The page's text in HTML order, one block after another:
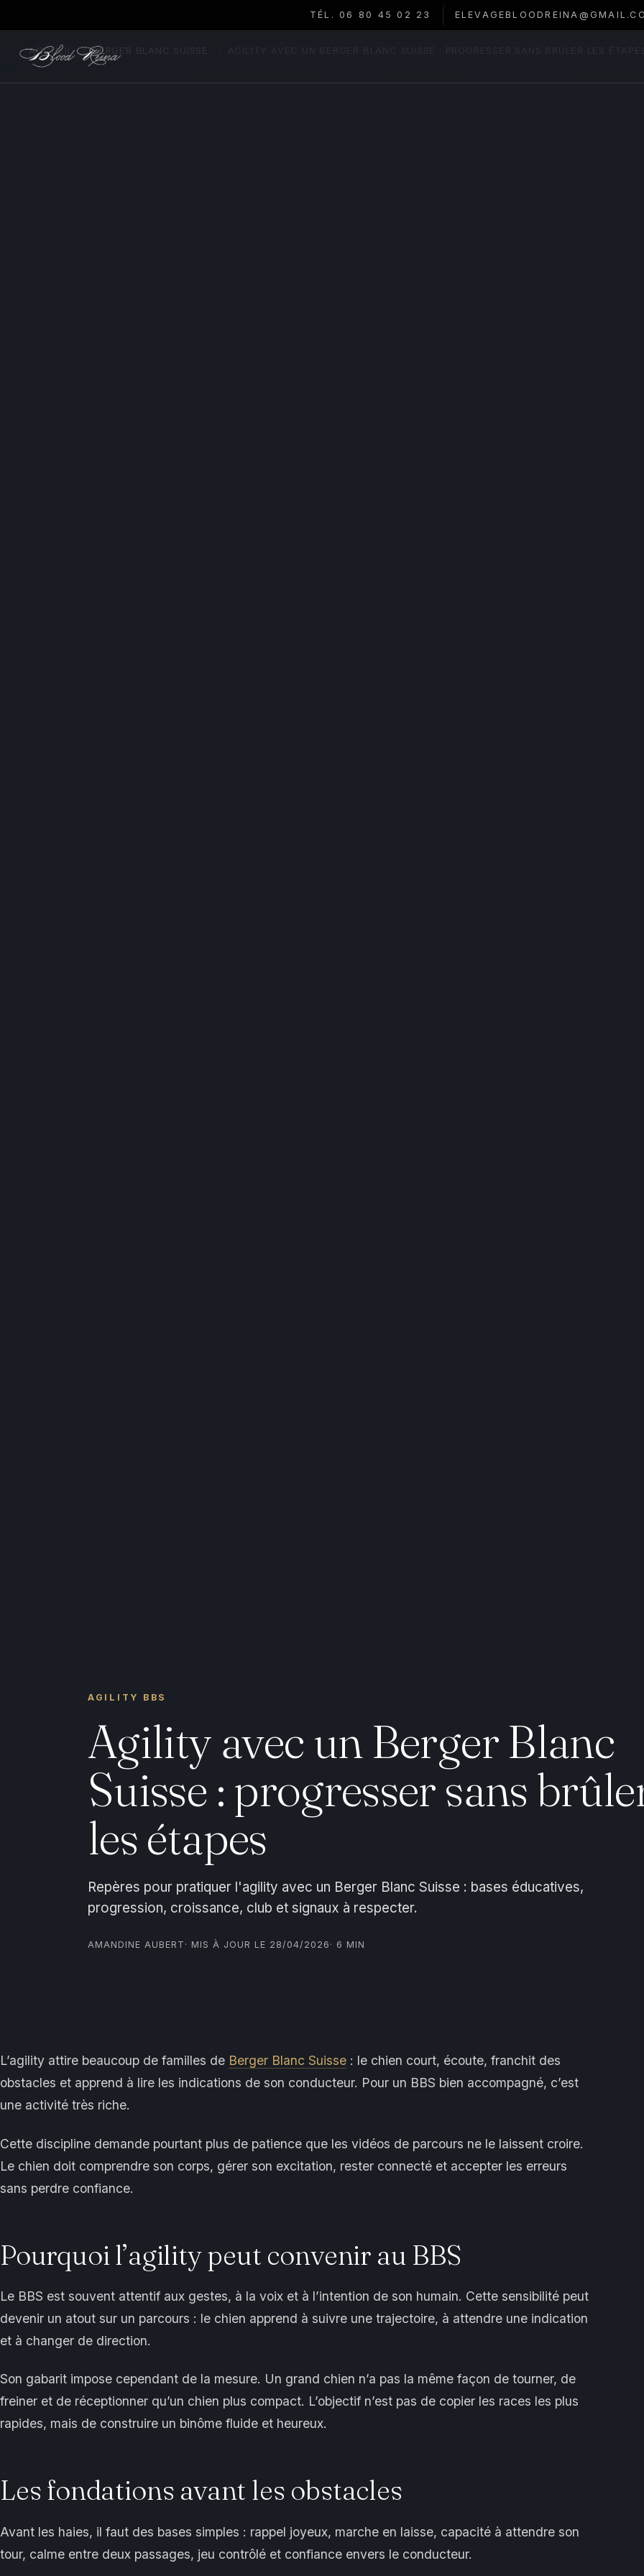
TÉL. 06 80 45 02 23
ACCUEIL › BERGER BLANC SUISSE
AGILITY BBS
Agility avec un Berger Blanc
Suisse : progresser sans
les étapes
Repères pour pratiquer l'agility avec un Berger Blanc Suisse : bases éducatives,
progression, croissance, club et signaux à respecter.
AMANDINE AUBERT · MIS À JOUR LE 28/04/2026 · 6 MIN
L’agility attire beaucoup de familles de Berger Blanc Suisse : le chien court, écoute, franchit des
obstacles et apprend à lire les indications de son conducteur. Pour un BBS bien accompagné, c’est
une activité très riche.
Cette discipline demande pourtant plus de patience que les vidéos de parcours ne le laissent croire.
Le chien doit comprendre son corps, gérer son excitation, rester connecté et accepter les erreurs
sans perdre confiance.
Pourquoi l’agility peut convenir au BBS
Le BBS est souvent attentif aux gestes, à la voix et à l’intention de son humain. Cette sensibilité peut
devenir un atout sur un parcours : le chien apprend à suivre une trajectoire, à attendre une indication
et à changer de direction.
Son gabarit impose cependant de la mesure. Un grand chien n’a pas la même façon de tourner, de
freiner et de réceptionner qu’un chien plus compact. L’objectif n’est pas de copier les races les plus
rapides, mais de construire un binôme fluide et heureux.
Les fondations avant les obstacles
Avant les haies, il faut des bases simples : rappel joyeux, marche en laisse, capacité à attendre son
tour, calme entre deux passages, jeu contrôlé et confiance envers le conducteur.